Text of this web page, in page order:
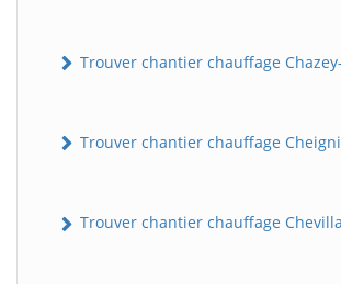
Trouver chantier chauffage
Trouver chantier chauffage
Trouver chantier chauffage